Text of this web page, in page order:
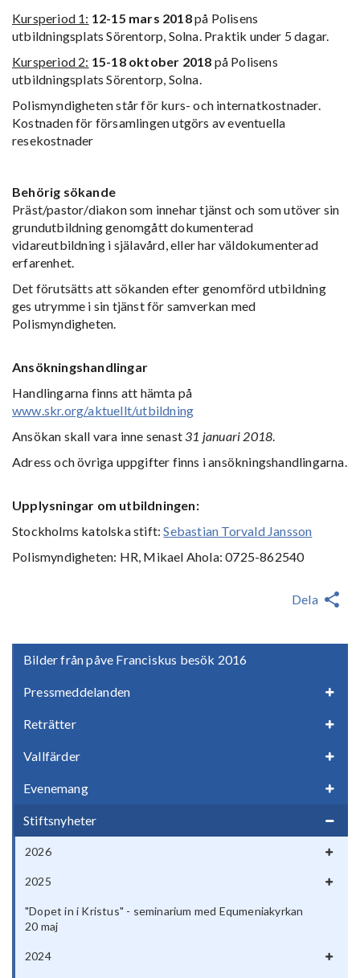
Bilder från påve Franciskus besök 2016
Pressmeddelanden
Reträtter
Vallfärder
Evenemang
Stiftsnyheter
2026
2025
"Dopet in i Kristus" - seminarium med Equmeniakyrkan
20 maj
2024
Kursperiod 1: 12-15 mars 2018på Polisens
utbildningsplats Sörentorp, Solna. Praktik under 5 dagar.
Kursperiod 2: 15-18 oktober 2018 på Polisens
utbildningsplats Sörentorp, Solna.
Polismyndigheten står för kurs- och internatkostnader.
Kostnaden för församlingen utgörs av eventuella
resekostnader
Behörig sökande
Präst/pastor/diakon som innehar tjänst och som utöver sin
grundutbildning genomgått dokumenterad
vidareutbildning i själavård, eller har väldokumenterad
erfarenhet.
Det förutsätts att sökanden efter genomförd utbildning
ges utrymme i sin tjänst för samverkan med
Polismyndigheten.
Ansökningshandlingar
Handlingarna finns att hämta på
www.skr.org/aktuellt/utbildning
Ansökan skall vara inne senast 31 januari 2018.
Adress och övriga uppgifter finns i ansökningshandlingarna.
Upplysningar om utbildningen:
Stockholms katolska stift:Sebastian Torvald Jansson
Polismyndigheten: HR, Mikael Ahola: 0725-862540
Dela